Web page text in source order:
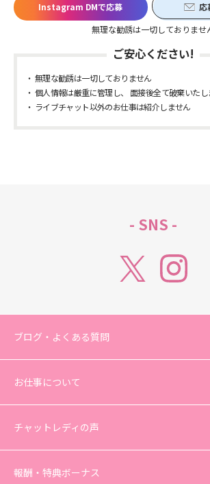
Instagram DMで応募
応
無理な勧誘は一切しておりませ
ご安心ください!
無理な勧誘は一切しておりません
個人情報は厳重に管理し、 面接後全て破棄いた
ライブチャット以外のお仕事は紹介しません
- SNS -
ブログ・よくある質問
お仕事について
チャットレディの声
報酬・特典ボーナス